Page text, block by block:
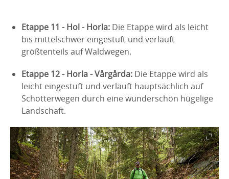
Etappe 11 - Hol - Horla: Die Etappe wird als leicht
bis mittelschwer eingestuft und verläuft
größtenteils auf Waldwegen.
Etappe 12 - Horla - Vårgårda: Die Etappe wird als
leicht eingestuft und verläuft hauptsächlich auf
Schotterwegen durch eine wunderschön hügelige
Landschaft.